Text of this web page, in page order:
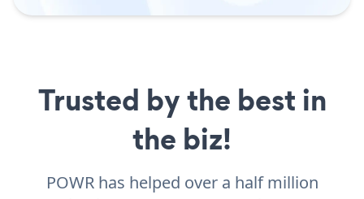
Trusted by the best in
the biz!
POWR has helped over a half million